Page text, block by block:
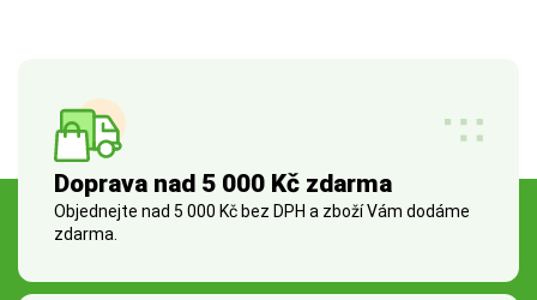
Doprava nad 5 000 Kč zdarma
Objednejte nad 5 000 Kč bez DPH a zboží Vám dodáme
zdarma.